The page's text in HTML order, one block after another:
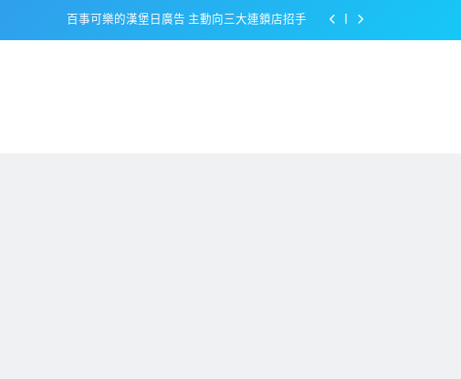
百事可樂的漢堡日廣告 主動向三大連鎖店招手